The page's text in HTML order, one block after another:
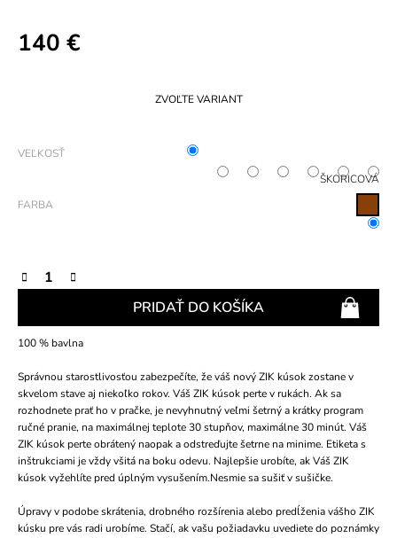
140 €
ZVOĽTE VARIANT
VEĽKOSŤ
FARBA
ŠKORICOVÁ
PRIDAŤ DO KOŠÍKA
100 % bavlna
Správnou starostlivosťou zabezpečíte, že váš nový ZIK kúsok zostane v
skvelom stave aj niekoľko rokov. Váš ZIK kúsok perte v rukách. Ak sa
rozhodnete prať ho v pračke, je nevyhnutný veľmi šetrný a krátky program
ručné pranie, na maximálnej teplote 30 stupňov, maximálne 30 minút. Váš
ZIK kúsok perte obrátený naopak a odstreďujte šetrne na minime. Etiketa s
inštrukciami je vždy všitá na boku odevu. Najlepšie urobíte, ak Váš ZIK
kúsok vyžehlíte pred úplným vysušením.Nesmie sa sušiť v sušičke.
Úpravy v podobe skrátenia, drobného rozšírenia alebo predĺženia vášho ZIK
kúsku pre vás radi urobíme. Stačí, ak vašu požiadavku uvediete do poznámky